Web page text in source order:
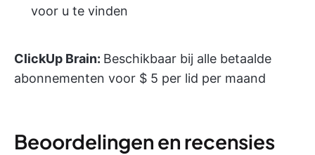
voor u te vinden
ClickUp Brain: Beschikbaar bij alle betaalde
abonnementen voor $ 5 per lid per maand
Beoordelingen en recensies